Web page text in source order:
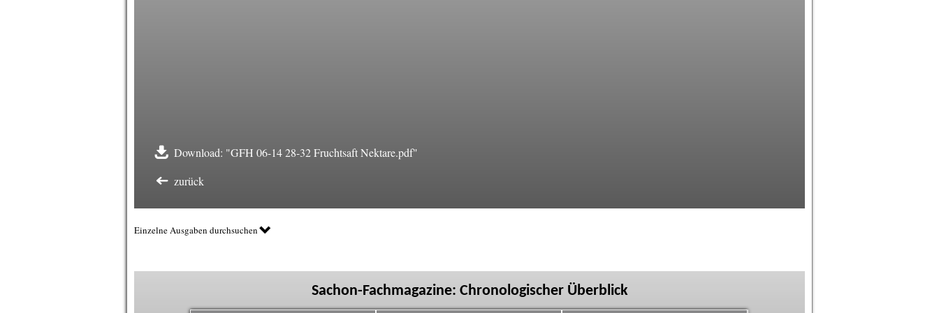
Download: "GFH 06-14 28-32 Fruchtsaft Nektare.pdf"
zurück
Einzelne Ausgaben durchsuchen
Sachon-Fachmagazine: Chronologischer Überblick